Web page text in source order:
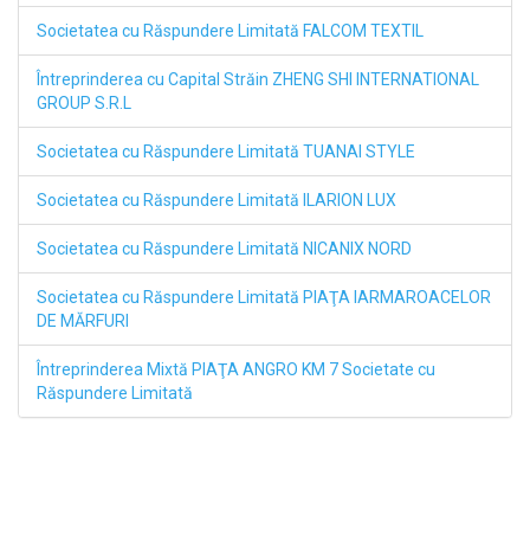
Societatea cu Răspundere Limitată FALCOM TEXTIL
Întreprinderea cu Capital Străin ZHENG SHI INTERNATIONAL
GROUP S.R.L
Societatea cu Răspundere Limitată TUANAI STYLE
Societatea cu Răspundere Limitată ILARION LUX
Societatea cu Răspundere Limitată NICANIX NORD
Societatea cu Răspundere Limitată PIAŢA IARMAROACELOR
DE MĂRFURI
Întreprinderea Mixtă PIAŢA ANGRO KM 7 Societate cu
Răspundere Limitată